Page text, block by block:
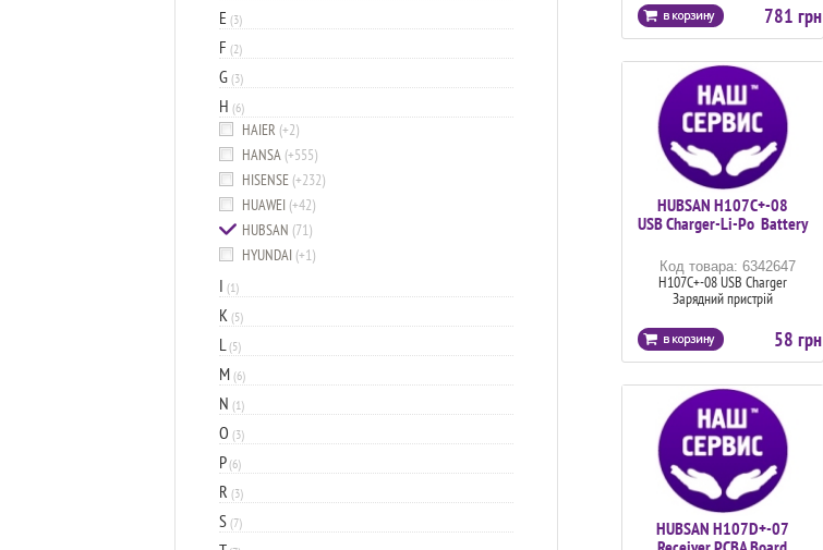
781 грн
HUBSAN H107C+-08
USB Charger-Li-Po Battery
Код товара: 6342647
H107C+-08 USB Charger
Зарядний пристрій
58 грн
HUBSAN H107D+-07
E (3)
F (2)
G (3)
H (6)
HAIER (+2)
HANSA (+555)
HISENSE (+232)
HUAWEI (+42)
HUBSAN (71)
HYUNDAI (+1)
I (1)
K (5)
L(5)
M (6)
N (1)
O (3)
P(6)
R (3)
S (7)